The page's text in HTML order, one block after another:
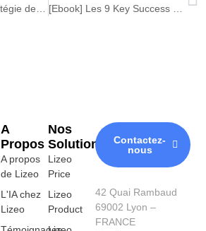
[Cas client] Une stratégie de pricing optimisée grâce aux données [Ebook] Les 9 Key Success Factors de la Data governance
Nos
Solutions
Lizeo
Price
Lizeo
Product
A
Propos
A propos
de Lizeo
L'IA chez
Lizeo
Contactez-
nous
42 Quai Rambaud
69002 Lyon –
FRANCE